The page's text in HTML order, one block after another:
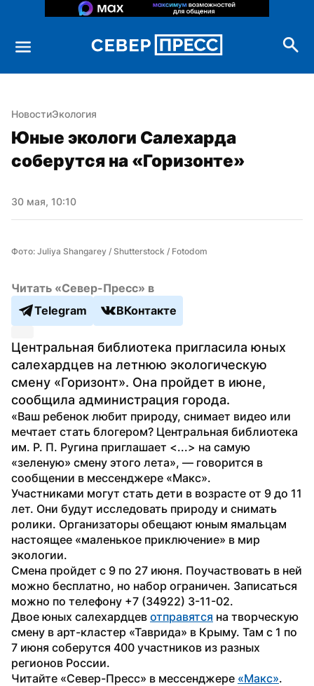
НовостиЭкология
Юные экологи Салехарда
соберутся на «Горизонте»
30 мая, 10:10
Фото: Juliya Shangarey / Shutterstock / Fotodom
Читать «Север-Пресс» в
Telegram
ВКонтакте
Центральная библиотека пригласила юных
салехардцев на летнюю экологическую
смену «Горизонт». Она пройдет в июне,
сообщила администрация города.
«Ваш ребенок любит природу, снимает видео или
мечтает стать блогером? Центральная библиотека
им. Р. П. Ругина приглашает <...> на самую
«зеленую» смену этого лета», — говорится в
сообщении в мессенджере «Макс».
Участниками могут стать дети в возрасте от 9 до 11
лет. Они будут исследовать природу и снимать
ролики. Организаторы обещают юным ямальцам
настоящее «маленькое приключение» в мир
экологии.
Смена пройдет с 9 по 27 июня. Поучаствовать в ней
можно бесплатно, но набор ограничен. Записаться
можно по телефону +7 (34922) 3-11-02.
Двое юных салехардцев отправятся на творческую
смену в арт-кластер «Таврида» в Крыму. Там с 1 по
7 июня соберутся 400 участников из разных
регионов России.
Читайте «Север-Пресс» в мессенджере «Макс».